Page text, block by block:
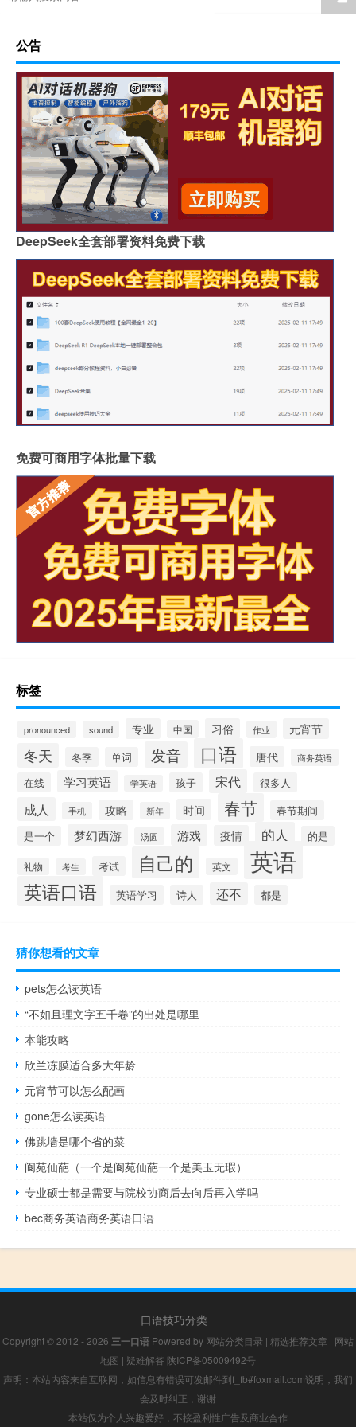
公告
DeepSeek全套部署资料免费下载
免费可商用字体批量下载
标签
pronounced sound 专业 中国 习俗 作业 元宵节
冬天 冬季 单词 发音 口语 唐代 商务英语
在线 学习英语 学英语 孩子 宋代 很多人
成人 手机 攻略 新年 时间 春节
春节期间
是一个
梦幻西游 汤圆 游戏 疫情 的人 的是
礼物 考生 考试 自己的 英文 英语
英语口语 英语学习 诗人 还不 都是
猜你想看的文章
pets怎么读英语
“不如且理文字五千卷”的出处是哪里
本能攻略
欣兰冻膜适合多大年龄
元宵节可以怎么配画
gone怎么读英语
佛跳墙是哪个省的菜
阆苑仙葩（一个是阆苑仙葩一个是美玉无瑕）
专业硕士都是需要与院校协商后去向后再入学吗
bec商务英语商务英语口语
口语技巧分类
Copyright © 2012 - 2026 三一口语 Powered by 网站分类目录 | 精选推荐文章 | 网站
地图 | 疑难解答 陕ICP备05009492号
声明：本站内容来自互联网，如信息有错误可发邮件到f_fb#foxmail.com说明，我们
会及时纠正，谢谢
本站仅为个人兴趣爱好，不接盈利性广告及商业合作